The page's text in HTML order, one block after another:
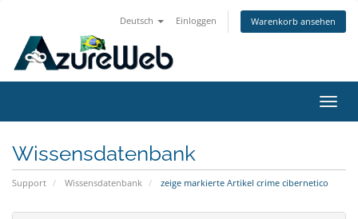
Deutsch Einloggen Warenkorb ansehen
ein-/
Wissensdatenbank
Support Wissensdatenbank zeige markierte Artikel crime cibernetico